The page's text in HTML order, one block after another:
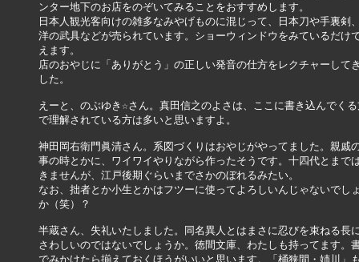
ンター地下のお店をのぞいてみることをおすすめします。
日本人観光客向けの雑多なみやげものに混じって、日本刀や手裏剣
洋の武具などが売られています。ショーウィンドウをみているだけ
えます。
店のおやじに「ありがとう」の正しい発音の仕方をレクチャーして
した。
えーと、のぶゆき☆さん。真田信之のよさは、ここに書き込んでく
で理解されている方は多いと思いますよ。
神田岡右衛門眞清さん。系図づくりはおやじがやってました。親戚
事の時とかに、ワイワイやりながら作ったそうです。十四代とまで
きませんが、江戸後期ぐらいまでさかのぼれるみたい。
なお、拙者とか小生とかはフツーに使ってよろしいんじゃないでし
か（笑）？
半蔵さん、失礼いたしました。同名異人とはまさに忍びを束ねる長
さわしいのではないでしょうか。徳間文庫、わたしも持ってます。
でみかけたら揃えておくほうがいいと思います。「桶狭間・姉川」